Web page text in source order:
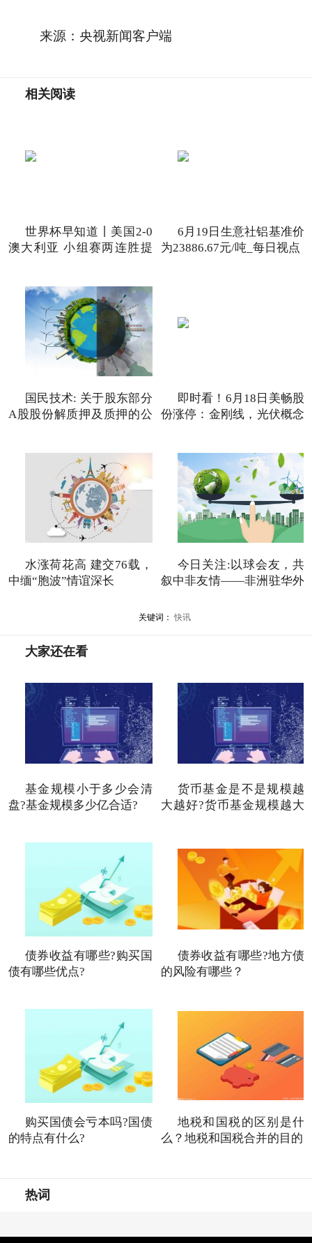
来源：央视新闻客户端
相关阅读
世界杯早知道丨美国2-0
澳大利亚 小组赛两连胜提
6月19日生意社铝基准价
为23886.67元/吨_每日视点
国民技术: 关于股东部分
A股股份解质押及质押的公
即时看！6月18日美畅股
份涨停：金刚线，光伏概念
水涨荷花高 建交76载，
中缅“胞波”情谊深长
今日关注:以球会友，共
叙中非友情——非洲驻华外
关键词：快讯
大家还在看
基金规模小于多少会清
盘?基金规模多少亿合适?
货币基金是不是规模越
大越好?货币基金规模越大
债券收益有哪些?购买国
债有哪些优点?
债券收益有哪些?地方债
的风险有哪些？
购买国债会亏本吗?国债
的特点有什么?
地税和国税的区别是什
么？地税和国税合并的目的
热词